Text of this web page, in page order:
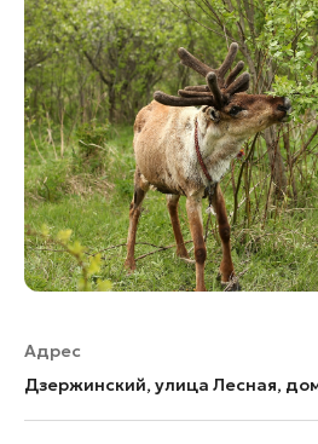
Адрес
Дзержинский, улица Лесная,